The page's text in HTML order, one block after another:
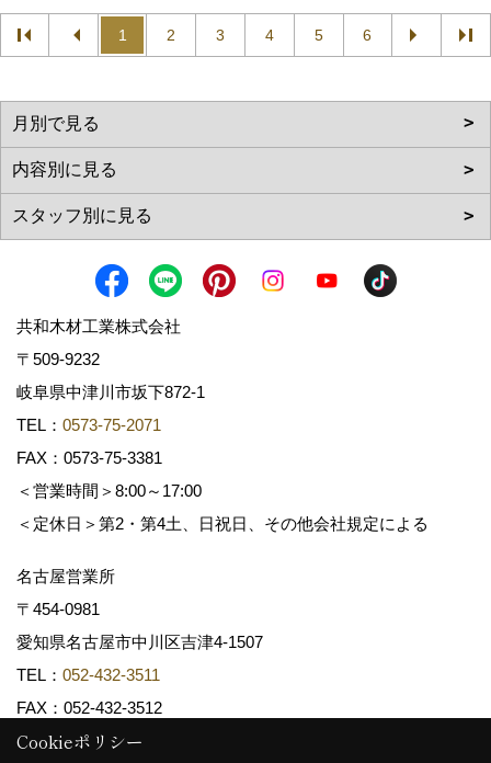
1 2 3 4 5 6
共和木材工業株式会社
〒509-9232
岐阜県中津川市坂下872‐1
TEL： 0573-75-2071
FAX：0573-75-3381
＜営業時間＞8:00～17:00
＜定休日＞第2・第4土、日祝日、その他会社規定による
名古屋営業所
〒454-0981
愛知県名古屋市中川区吉津4-1507
TEL： 052-432-3511
FAX：052-432-3512
Cookieポリシー